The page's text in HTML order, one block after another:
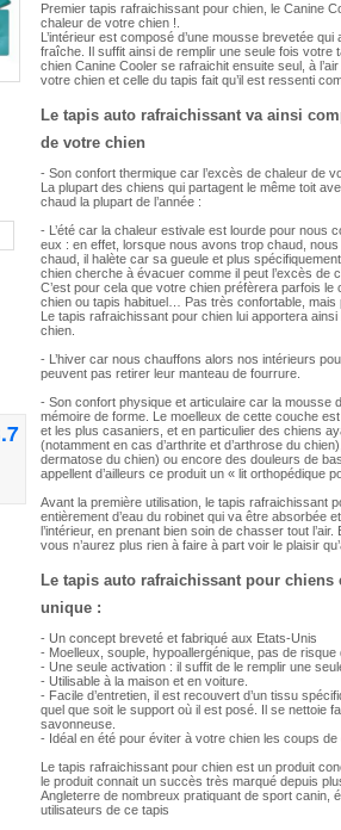
Premier tapis rafraichissant pour chien, le Canine
chaleur de votre chien !.
L’intérieur est composé d’une mousse brevetée
fraîche. Il suffit ainsi de remplir une seule fois votre
chien Canine Cooler se rafraichit ensuite seul, à
votre chien et celle du tapis fait qu’il est ressenti
Le tapis auto rafraichissant va ainsi
de votre chien
- Son confort thermique car l’excès de chaleur de
La plupart des chiens qui partagent le même toit
chaud la plupart de l’année :
- L’été car la chaleur estivale est lourde pour nous
eux : en effet, lorsque nous avons trop chaud,
chaud, il halète car sa gueule et plus
chien cherche à évacuer comme il peut l’excès de
C’est pour cela que votre chien préfèrera parfois
chien ou tapis habituel… Pas très confortable, mais
Le tapis rafraichissant pour chien lui apportera
chien.
- L’hiver car nous chauffons alors nos intérieurs
peuvent pas retirer leur manteau de fourrure.
- Son confort physique et articulaire car la mousse
mémoire de forme. Le moelleux de cette couche
et les plus casaniers, et en particulier des chiens
(notamment en cas d’arthrite et d’arthrose du
dermatose du chien) ou encore des douleurs de
appellent d’ailleurs ce produit un « lit orthopédique
Avant la première utilisation, le tapis rafraichissant
entièrement d’eau du robinet qui va être absorbée
l’intérieur, en prenant bien soin de chasser tout
vous n’aurez plus rien à faire à part voir le plaisir
Le tapis auto rafraichissant pour
unique :
- Un concept breveté et fabriqué aux Etats-Unis
- Moelleux, souple, hypoallergénique, pas de risque
- Une seule activation : il suffit de le remplir une
- Utilisable à la maison et en voiture.
- Facile d’entretien, il est recouvert d’un tissu
quel que soit le support où il est posé. Il se nettoie
savonneuse.
- Idéal en été pour éviter à votre chien les coups de
Le tapis rafraichissant pour chien est un produit
le produit connait un succès très marqué depuis
Angleterre de nombreux pratiquant de sport canin,
utilisateurs de ce tapis